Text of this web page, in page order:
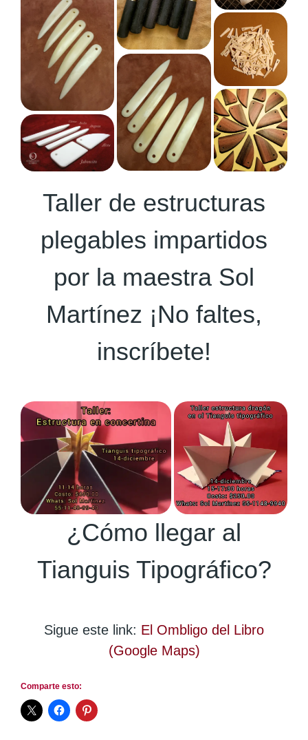
Taller de estructuras
plegables impartidos
por la maestra Sol
Martínez ¡No faltes,
inscríbete!
¿Cómo llegar al
Tianguis Tipográfico?
Sigue este link: El Ombligo del Libro
(Google Maps)
Comparte esto: